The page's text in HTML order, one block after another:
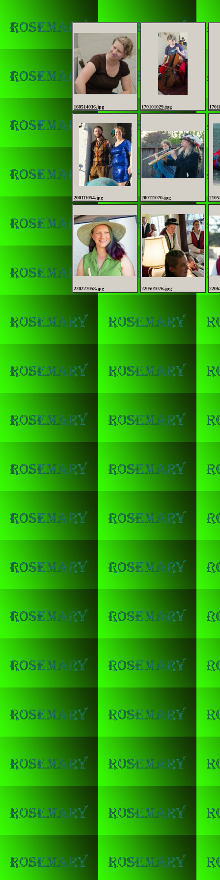
160514036.jpg 170101029.jpg
200111054.jpg 200111070.jpg
220227058.jpg 220501076.jpg